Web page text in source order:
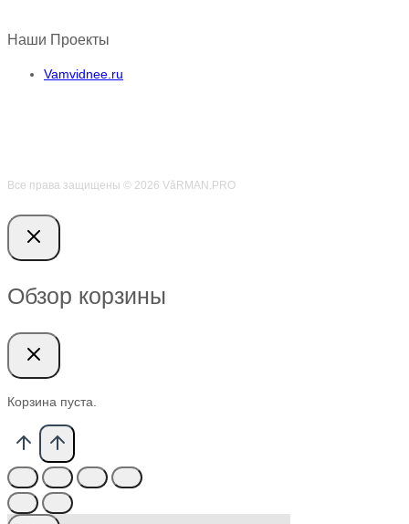
Наши Проекты
Vamvidnee.ru
Все права защищены © 2026 VӑRMAN.PRO
Обзор корзины
Корзина пуста.